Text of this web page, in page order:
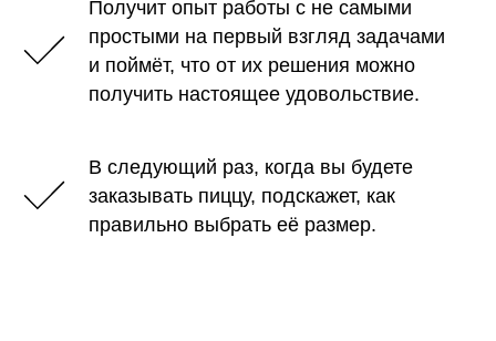
Получит опыт работы с не самыми
простыми на первый взгляд задачами
и поймёт, что от их решения можно
получить настоящее удовольствие.
В следующий раз, когда вы будете
заказывать пиццу, подскажет, как
правильно выбрать её размер.